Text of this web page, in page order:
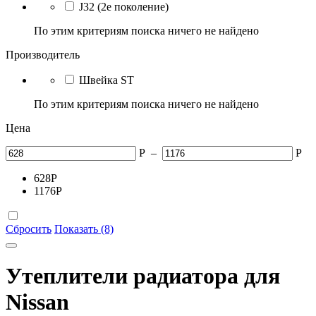
J32 (2е поколение)
По этим критериям поиска ничего не найдено
Производитель
Швейка ST
По этим критериям поиска ничего не найдено
Цена
Р – Р
628Р
1176Р
Сбросить Показать (8)
Утеплители радиатора для
Nissan